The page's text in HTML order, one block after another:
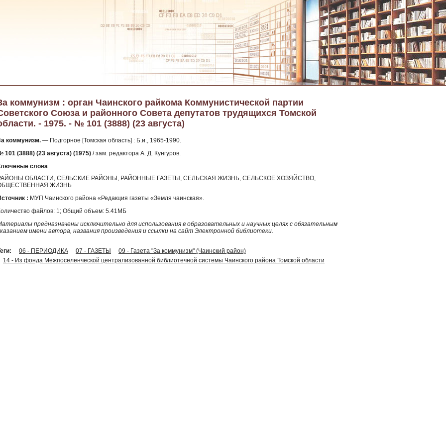
коммунизм : орган Чаинского райкома Коммунистической партии
Союза и районного Совета депутатов трудящихся Томской
- 1975. - № 101 (3888) (23 августа)
коммунизм. — Подгорное [Томская область] : Б.и., 1965-1990.
101 (3888) (23 августа) (1975) / зам. редактора А. Д. Кунгуров.
слова
ОБЛАСТИ, СЕЛЬСКИЕ РАЙОНЫ, РАЙОННЫЕ ГАЗЕТЫ, СЕЛЬСКАЯ ЖИЗНЬ, СЕЛЬСКОЕ ХОЗЯЙСТВО,
ЖИЗНЬ
: МУП Чаинского района «Редакция газеты «Земля чаинская».
файлов: 1; Общий объем: 5.41МБ
предназначены исключительно для использования в образовательных и научных целях с обязательным
имени автора, названия произведения и ссылки на сайт Электронной библиотеки.
06 - ПЕРИОДИКА 07 - ГАЗЕТЫ
09 - Газета "За коммунизм" (Чаинский район)
14 - Из фонда Межпоселенческой централизованной библиотечной системы Чаинского района Томской области